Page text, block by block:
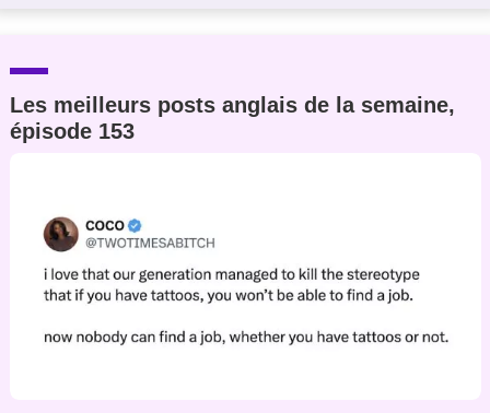
Les meilleurs posts anglais de la semaine,
épisode 153